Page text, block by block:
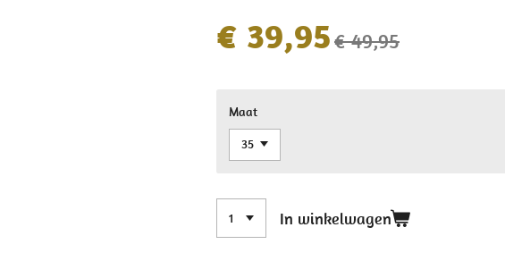
€ 39,95€ 49,95
Maat
In winkelwagen